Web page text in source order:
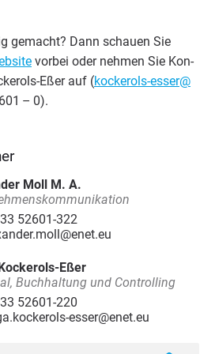
gemacht? Dann schau­en Sie
vor­bei oder neh­men Sie Kon­
Eßer auf (kockerols-​esser@​
– 0).
Moll M. A.
52601-322
Eßer
Buchhaltung und Controlling
52601-220
esser@enet.eu